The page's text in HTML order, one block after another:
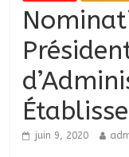
juin 9, 2020